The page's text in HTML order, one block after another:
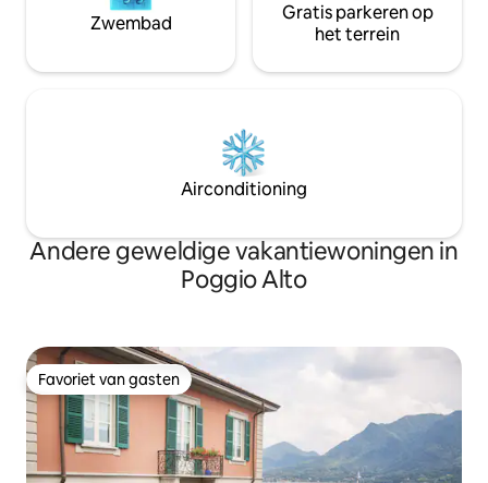
Zwembad
Gratis parkeren op
het terrein
Airconditioning
Andere geweldige vakantiewoningen in
Poggio Alto
Favoriet van gasten
Favoriet van gasten